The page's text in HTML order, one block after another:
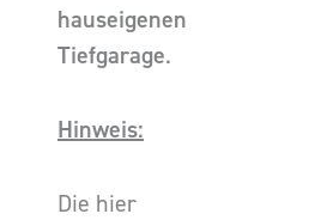
hauseigenen
Tiefgarage.
Hinweis:
Die hier